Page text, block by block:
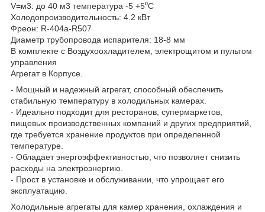
V=м3: до 40 м3 температура -5 +5⁰С
Холодопроизводительность: 4.2 кВт
Фреон: R-404a-R507
Диаметр трубопровода испарителя: 18-8 мм
В комплекте с Воздухоохладителем, электрощитом и пультом
управления
Агрегат в Корпусе.
- Мощный и надежный агрегат, способный обеспечить
стабильную температуру в холодильных камерах.
- Идеально подходит для ресторанов, супермаркетов,
пищевых производственных компаний и других предприятий,
где требуется хранение продуктов при определенной
температуре.
- Обладает энергоэффективностью, что позволяет снизить
расходы на электроэнергию.
- Прост в установке и обслуживании, что упрощает его
эксплуатацию.
Холодильные агрегаты для камер хранения, охлаждения и